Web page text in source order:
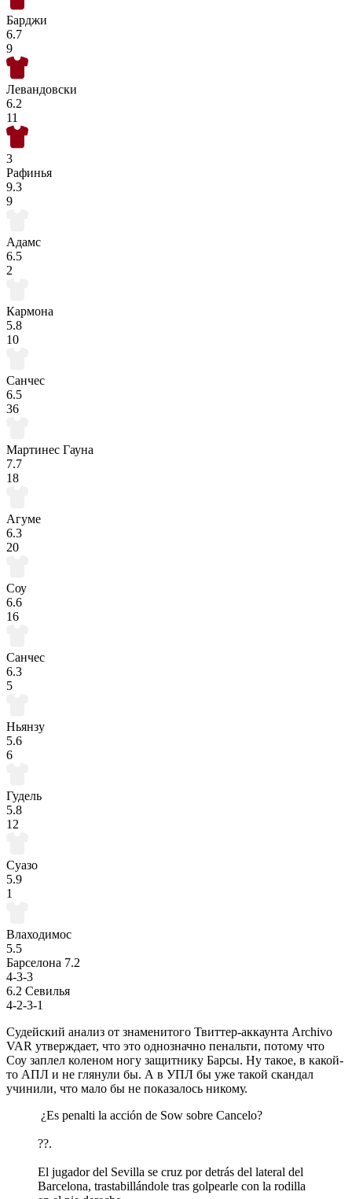
Барджи
6.7
9
Левандовски
6.2
11
3
Рафинья
9.3
9
Адамс
6.5
2
Кармона
5.8
10
Санчес
6.5
36
Мартинес Гауна
7.7
18
Агуме
6.3
20
Соу
6.6
16
Санчес
6.3
5
Ньянзу
5.6
6
Гудель
5.8
12
Суазо
5.9
1
Влаходимос
5.5
Барселона 7.2
4-3-3
6.2 Севилья
4-2-3-1
Судейский анализ от знаменитого Твиттер-аккаунта Archivo
VAR утверждает, что это однозначно пенальти, потому что
Соу заплел коленом ногу защитнику Барсы. Ну такое, в какой-
то АПЛ и не глянули бы. А в УПЛ бы уже такой скандал
учинили, что мало бы не показалось никому.
️ ¿Es penalti la acción de Sow sobre Cancelo?
??.
El jugador del Sevilla se cruz por detrás del lateral del
Barcelona, trastabillándole tras golpearle con la rodilla